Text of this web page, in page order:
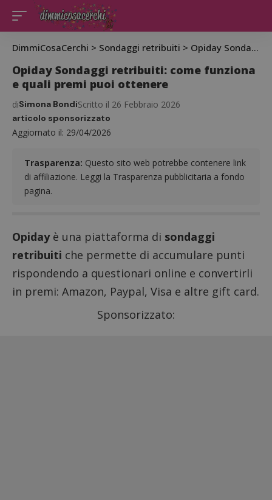
DimmiCosaCerchi > Sondaggi retribuiti > Opiday Sondaggi retribuiti: come funziona e quali premi puoi ottenere
Opiday Sondaggi retribuiti: come funziona
e quali premi puoi ottenere
Aggiornato il: 29/04/2026
diSimona BondiScritto il 26 Febbraio 2026
articolo sponsorizzato
Trasparenza: Questo sito web potrebbe contenere link
di affiliazione. Leggi la Trasparenza pubblicitaria a fondo
pagina.
Opidayè una piattaforma di sondaggi
retribuiti che permette di accumulare punti
rispondendo a questionari online e convertirli
in premi: Amazon, Paypal, Visa e altre gift card.
Sponsorizzato: